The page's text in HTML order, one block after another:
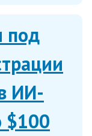
под
ИИ-
$100